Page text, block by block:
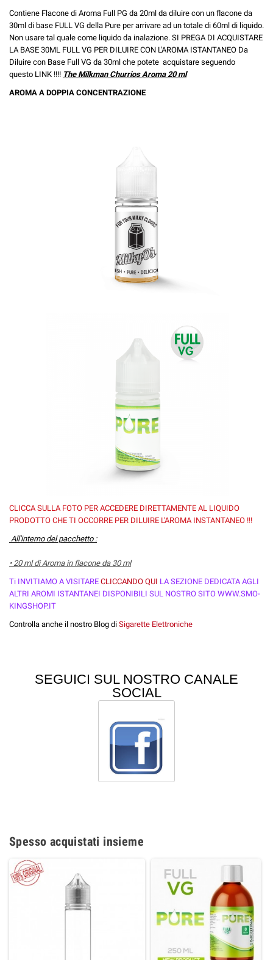
Contiene Flacone di Aroma Full PG da 20ml da diluire con un flacone da
30ml di base FULL VG della Pure per arrivare ad un totale di 60ml di liquido.
Non usare tal quale come liquido da inalazione. SI PREGA DI ACQUISTARE
LA BASE 30ML FULL VG PER DILUIRE CON L'AROMA ISTANTANEO Da
Diluire con Base Full VG da 30ml che potete acquistare seguendo
questo LINK !!!! The Milkman Churrios Aroma 20 ml
AROMA A DOPPIA CONCENTRAZIONE
CLICCA SULLA FOTO PER ACCEDERE DIRETTAMENTE AL LIQUIDO
PRODOTTO CHE TI OCCORRE PER DILUIRE L'AROMA INSTANTANEO !!!
All'interno del pacchetto :
• 20 ml di Aroma in flacone da 30 ml
Ti INVITIAMO A VISITARE CLICCANDO QUI LA SEZIONE DEDICATA AGLI
ALTRI AROMI ISTANTANEI DISPONIBILI SUL NOSTRO SITO WWW.SMO-
KINGSHOP.IT
Controlla anche il nostro Blog di Sigarette Elettroniche
SEGUICI SUL NOSTRO CANALE
SOCIAL
Spesso acquistati insieme